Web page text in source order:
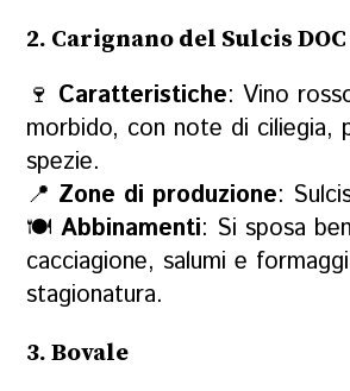
2. Carignano del Sulcis DOC
🍷 Caratteristiche: Vino
morbido, con note di ciliegia,
spezie.
📍 Zone di produzione:
🍽Abbinamenti: Si sposa
cacciagione, salumi e
stagionatura.
3. Bovale